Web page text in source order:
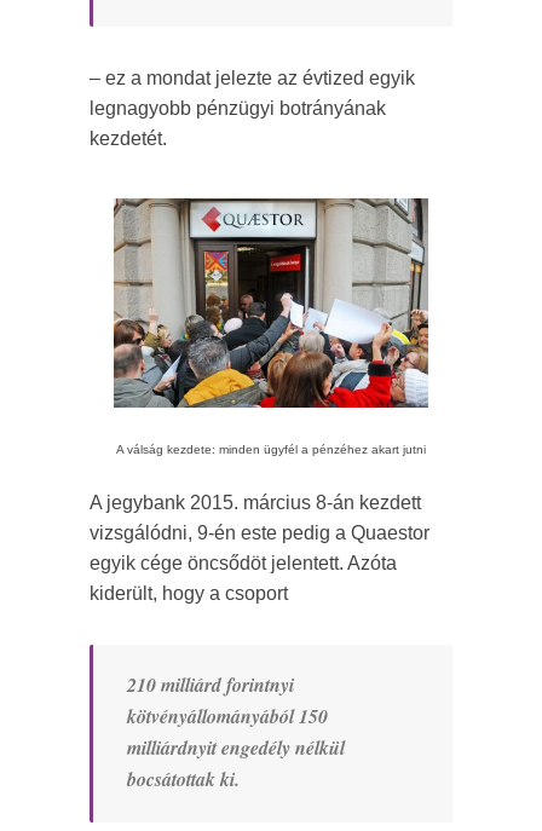
– ez a mondat jelezte az évtized egyik
legnagyobb pénzügyi botrányának
kezdetét.
A válság kezdete: minden ügyfél a pénzéhez akart jutni
A jegybank 2015. március 8-án kezdett
vizsgálódni, 9-én este pedig a Quaestor
egyik cége öncsődöt jelentett. Azóta
kiderült, hogy a csoport
210 milliárd forintnyi
kötvényállományából 150
milliárdnyit engedély nélkül
bocsátottak ki.